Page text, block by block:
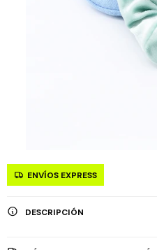
ENVÍOS EXPRESS
DESCRIPCIÓN